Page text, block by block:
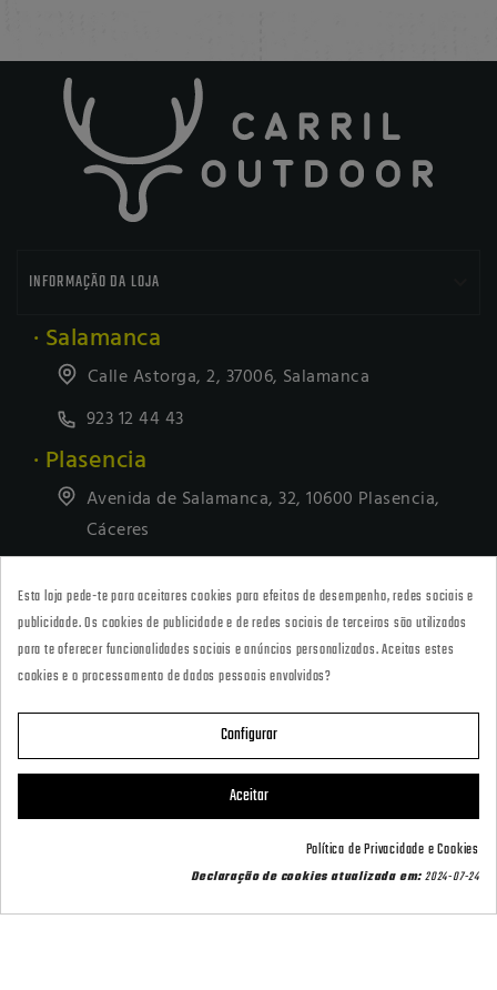
INFORMAÇÃO DA LOJA
· Salamanca
Calle Astorga, 2, 37006, Salamanca
923 12 44 43
· Plasencia
Avenida de Salamanca, 32, 10600 Plasencia,
Cáceres
· Tienda Online
marketing@armeriacarril.com
CATEGORÍAS 
CARRIL OUTDOOR 
Contact us via WhatsApp
Esta loja pede-te para aceitares cookies para efeitos de desempenho, redes sociais e
publicidade. Os cookies de publicidade e de redes sociais de terceiros são utilizados
para te oferecer funcionalidades sociais e anúncios personalizados. Aceitas estes
cookies e o processamento de dados pessoais envolvidos?
Configurar
Aceitar
Política de Privacidade e Cookies
Declaração de cookies atualizada em:2024-07-24